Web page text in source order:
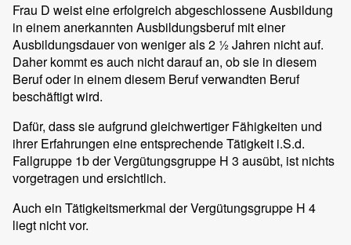
Frau D weist eine erfolgreich abgeschlossene Ausbildung
in einem anerkannten Ausbildungsberuf mit einer
Ausbildungsdauer von weniger als 2 ½ Jahren nicht auf.
Daher kommt es auch nicht darauf an, ob sie in diesem
Beruf oder in einem diesem Beruf verwandten Beruf
beschäftigt wird.
Dafür, dass sie aufgrund gleichwertiger Fähigkeiten und
ihrer Erfahrungen eine entsprechende Tätigkeit i.S.d.
Fallgruppe 1b der Vergütungsgruppe H 3 ausübt, ist nichts
vorgetragen und ersichtlich.
Auch ein Tätigkeitsmerkmal der Vergütungsgruppe H 4
liegt nicht vor.